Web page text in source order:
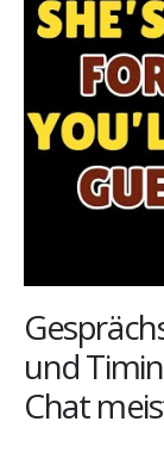
und
Chat